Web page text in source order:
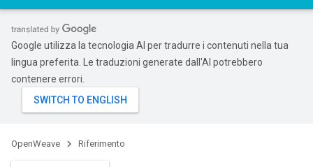
Google utilizza la tecnologia AI per tradurre i contenuti nella tua
lingua preferita. Le traduzioni generate dall'AI potrebbero
contenere errori.
OpenWeave Riferimento